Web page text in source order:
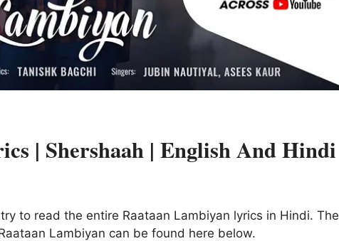
| Shershaah | English And Hindi
to read the entire Raataan Lambiyan lyrics in Hindi. The
Lambiyan can be found here below.